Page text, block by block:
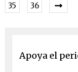
35
36
Apoya el